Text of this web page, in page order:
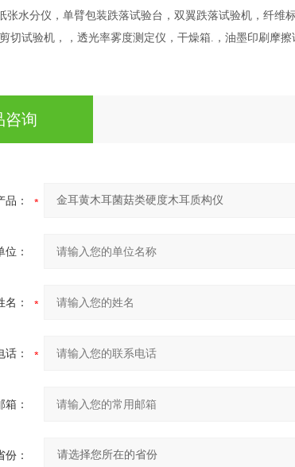
张水分仪，单臂包装跌落试验台，双翼跌落试验机，纤维
切试验机，，透光率雾度测定仪，干燥箱. ，油墨印刷摩擦
咨询
品：
位：
名：
话：
箱：
份：